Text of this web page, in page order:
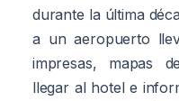
durante la última
a un aeropuerto
impresas, mapas
llegar al hotel e